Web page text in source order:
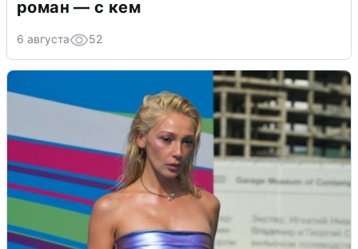
роман — с кем
6 августа 52